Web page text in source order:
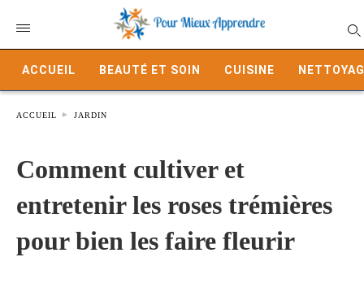
ACCUEIL BEAUTÉ ET SOIN CUISINE
ACCUEIL JARDIN
Comment cultiver et
entretenir les roses trémières
pour bien les faire fleurir